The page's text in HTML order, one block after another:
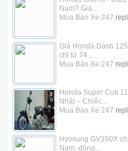
Nam? Giá...
Mua Bán Xe 247
Giá Honda Dash
chỉ từ 74...
Mua Bán Xe 247
Honda Super Cub
Nhật – Chiếc...
Mua Bán Xe 247
Hyosung GV350X
Nam, động...